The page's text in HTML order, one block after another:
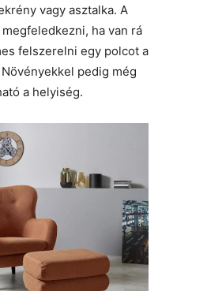
vagy asztalka. A
ha van rá
felszerelni egy polcot a
pedig még
a helyiség.